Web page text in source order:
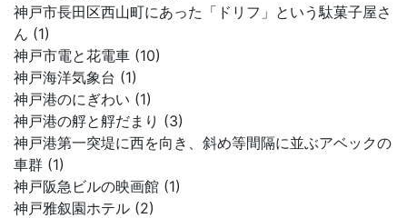
神戸市長田区西山町にあった「ドリフ」という駄菓子屋さ
ん (1)
神戸市電と花電車 (10)
神戸海洋気象台 (1)
神戸港のにぎわい (1)
神戸港の艀と艀だまり (3)
神戸港第一突堤に西を向き、斜め等間隔に並ぶアベックの
車群 (1)
神戸阪急ビルの映画館 (1)
神戸雅叙園ホテル (2)